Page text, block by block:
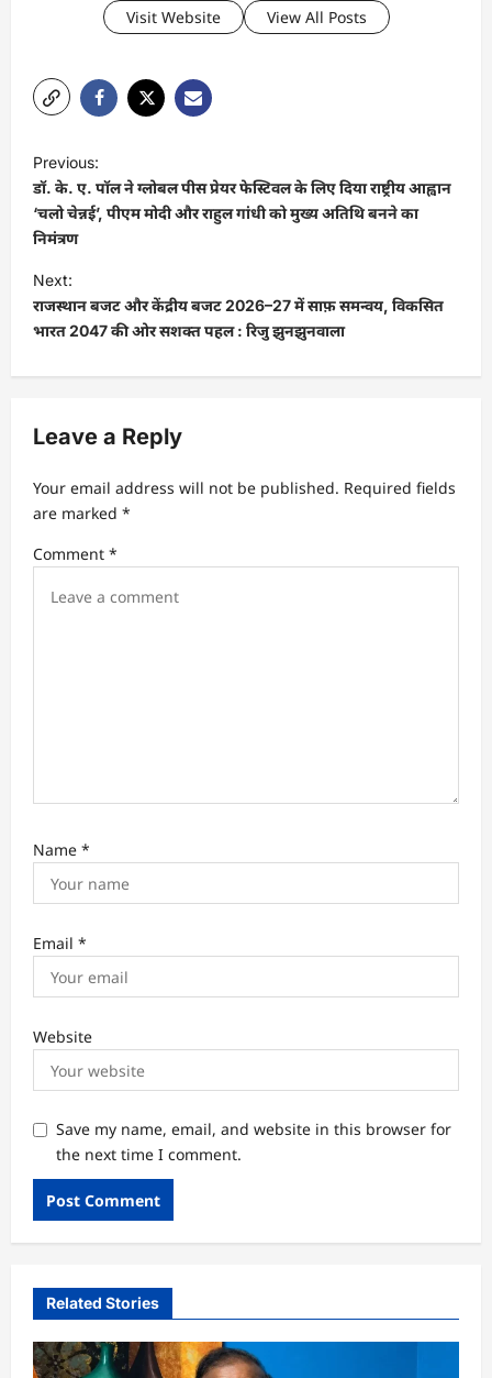
Visit Website View All Posts
P
o
s
t
n
a
g
t
i
o
Previous:
डॉ. के. ए. पॉल ने ग्लोबल पीस प्रेयर फेस्टिवल के लिए दिया राष्ट्रीय आह्वान
‘चलो चेन्नई’, पीएम मोदी और राहुल गांधी को मुख्य अतिथि बनने का
निमंत्रण
Next:
राजस्थान बजट और केंद्रीय बजट 2026–27 में साफ़ समन्वय, विकसित
भारत 2047 की ओर सशक्त पहल : रिजु झुनझुनवाला
Leave a Reply
Your email address will not be published. Required fields
are marked *
Comment *
Name *
Email *
Website
Save my name, email, and website in this browser for
the next time I comment.
Related Stories